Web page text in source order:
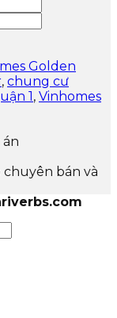
Golden
, chung cư
1, Vinhomes
án
chuyên bán và